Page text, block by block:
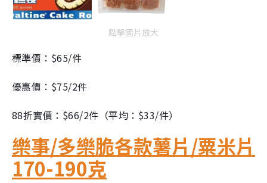
點擊圖片放大
標準價：$65/件
優惠價：$75/2件
88折實價：$66/2件（平均：$33/件）
樂事/多樂脆各款薯片/粟米片
170-190克